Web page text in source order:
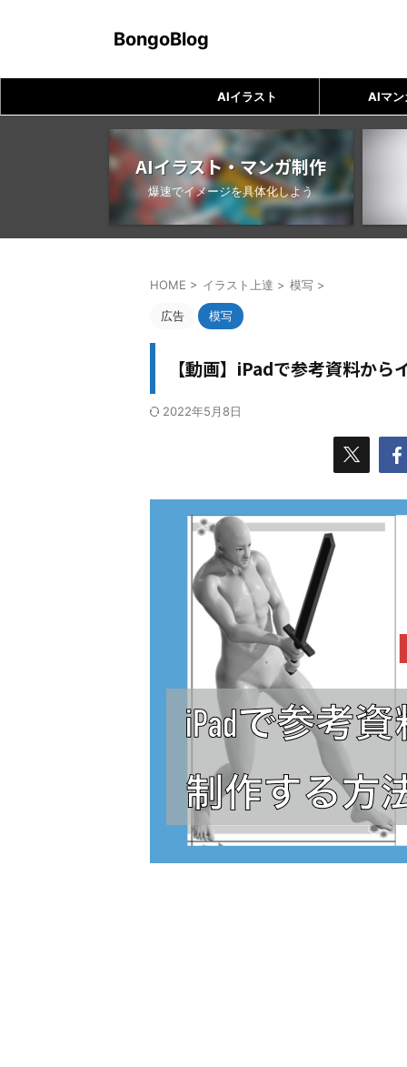
BongoBlog
AIイラスト AIマン
AIイラスト・マンガ制作
爆速でイメージを具体化しよう
HOME > イラスト上達 > 模写 >
広告 模写
【動画】iPadで参考資料か
2022年5月8日